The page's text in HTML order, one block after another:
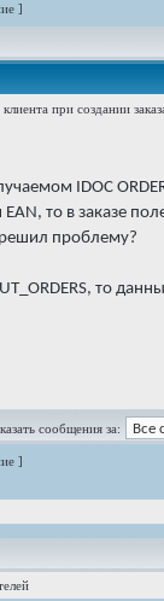
]
при создании
IDOC
то в заказе
проблему?
то
сообщения за:
]